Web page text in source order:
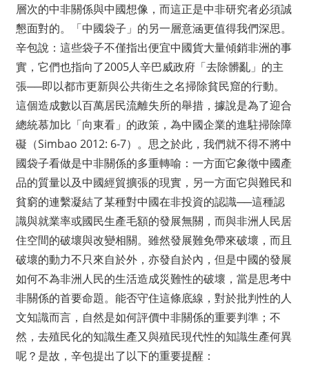
層次的中非關係與中國想像，而這正是中非研究者必須誠
懇面對的。「中國袋子」的另一層意涵更值得我們深思。
辛包說：這些袋子不僅指出便宜中國貨大量傾銷非洲的事
實，它們也指向了2005人辛巴威政府「去除髒亂」的主
張──即以都市更新與公共衛生之名掃除貧民窟的行動。
這個造成數以百萬居民流離失所的舉措，據說是為了迎合
總統慕加比「向東看」的政策，為中國企業的進駐掃除障
礙（Simbao 2012: 6-7）。思之於此，我們就不得不將中
國袋子看做是中非關係的多重轉喻：一方面它象徵中國產
品的質量以及中國經貿擴張的現實，另一方面它與難民和
貧窮的連繫凝結了某種對中國在非投資的認識──這種認
識與就業率或國民生產毛額的發展無關，而與非洲人民居
住空間的破壞與改變相關。雖然發展難免帶來破壞，而且
破壞的動力不只來自於外，亦發自於內，但是中國的發展
如何不為非洲人民的生活造成災難性的破壞，當是思考中
非關係的首要命題。能否守住這條底線，對於批判性的人
文知識而言，自然是如何評價中非關係的重要判準；不
然，去殖民化的知識生產又與殖民現代性的知識生產何異
呢？是故，辛包提出了以下的重要提醒：